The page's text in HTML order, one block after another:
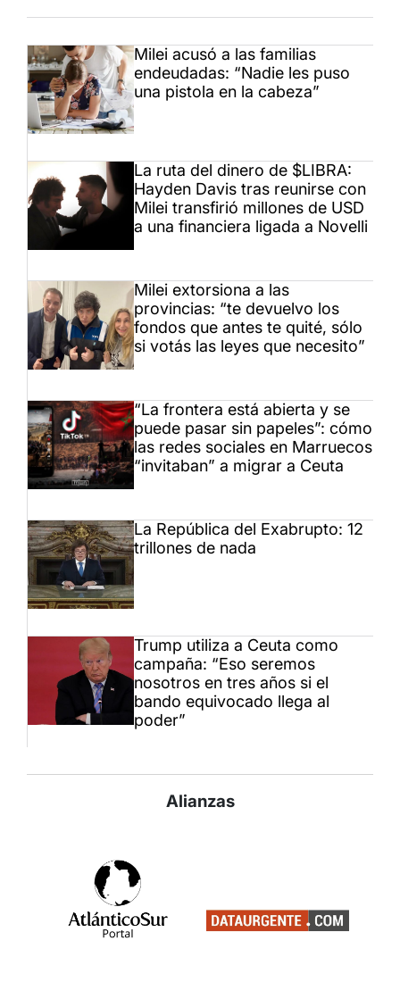
Milei acusó a las familias
endeudadas: “Nadie les puso
una pistola en la cabeza”
La ruta del dinero de $LIBRA:
Hayden Davis tras reunirse con
Milei transfirió millones de USD
a una financiera ligada a Novelli
Milei extorsiona a las
provincias: “te devuelvo los
fondos que antes te quité, sólo
si votás las leyes que necesito”
“La frontera está abierta y se
puede pasar sin papeles”: cómo
las redes sociales en Marruecos
“invitaban” a migrar a Ceuta
La República del Exabrupto: 12
trillones de nada
Trump utiliza a Ceuta como
campaña: “Eso seremos
nosotros en tres años si el
bando equivocado llega al
poder”
Alianzas